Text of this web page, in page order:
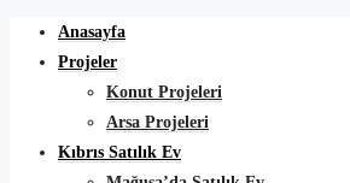
Anasayfa
Projeler
Konut Projeleri
Arsa Projeleri
Kıbrıs Satılık Ev